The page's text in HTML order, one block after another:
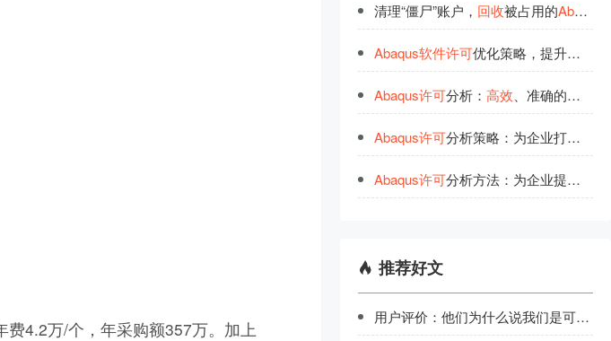
4.2万/个，年采购额357万。加上
清理“僵尸”账户， 回收被占用的Abaqus
Abaqus软件许可优化策略，提升使用
Abaqus许可分析： 高效 、准确的管理方案
Abaqus许可分析策略：为企业打造
Abaqus许可分析方法：为企业提供
推荐好文
用户评价：他们为什么说我们是可信赖的